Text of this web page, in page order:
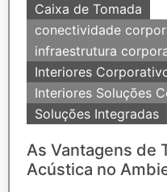
Caixa de Tomada
conectividade
infraestrutura
Interiores
Interiores Soluções
Soluções Integradas
As Vantagens de
Acústica no